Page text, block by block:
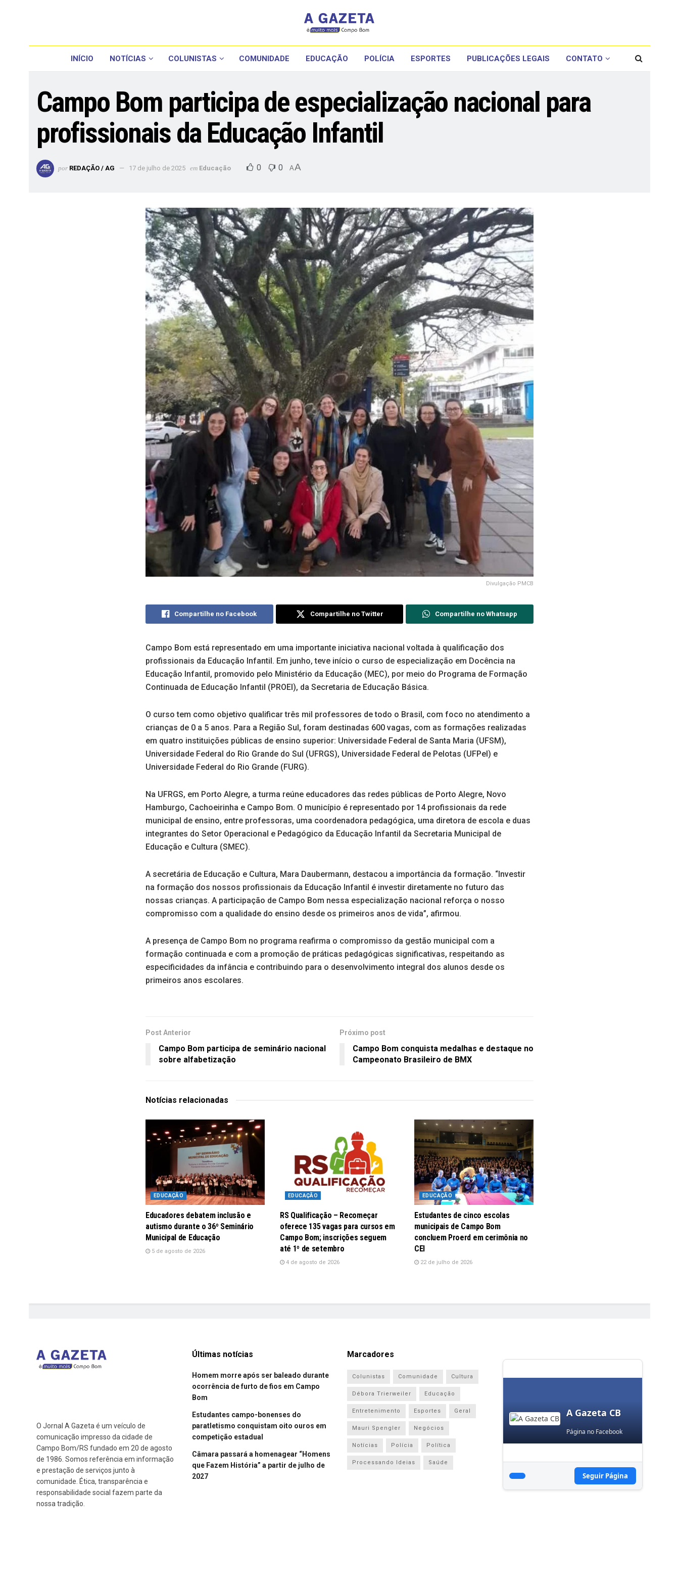
INÍCIO NOTÍCIAS COLUNISTAS COMUNIDADE EDUCAÇÃO POLÍCIA ESPORTES PUBLICAÇÕES LEGAIS CONTATO
Campo Bom participa de especialização nacional para
profissionais da Educação Infantil
por REDAÇÃO / AG 17 de julho de 2025 em Educação 0 0 AA
Divulgação PMCB
Compartilhe no Facebook Compartilhe no Twitter Compartilhe no Whatsapp
Campo Bom está representado em uma importante iniciativa nacional voltada à qualificação dos
profissionais da Educação Infantil. Em junho, teve início o curso de especialização em Docência na
Educação Infantil, promovido pelo Ministério da Educação (MEC), por meio do Programa de Formação
Continuada de Educação Infantil (PROEI), da Secretaria de Educação Básica.
O curso tem como objetivo qualificar três mil professores de todo o Brasil, com foco no atendimento a
crianças de 0 a 5 anos. Para a Região Sul, foram destinadas 600 vagas, com as formações realizadas
em quatro instituições públicas de ensino superior: Universidade Federal de Santa Maria (UFSM),
Universidade Federal do Rio Grande do Sul (UFRGS), Universidade Federal de Pelotas (UFPel) e
Universidade Federal do Rio Grande (FURG).
Na UFRGS, em Porto Alegre, a turma reúne educadores das redes públicas de Porto Alegre, Novo
Hamburgo, Cachoeirinha e Campo Bom. O município é representado por 14 profissionais da rede
municipal de ensino, entre professoras, uma coordenadora pedagógica, uma diretora de escola e duas
integrantes do Setor Operacional e Pedagógico da Educação Infantil da Secretaria Municipal de
Educação e Cultura (SMEC).
A secretária de Educação e Cultura, Mara Daubermann, destacou a importância da formação. “Investir
na formação dos nossos profissionais da Educação Infantil é investir diretamente no futuro das
nossas crianças. A participação de Campo Bom nessa especialização nacional reforça o nosso
compromisso com a qualidade do ensino desde os primeiros anos de vida”, afirmou.
A presença de Campo Bom no programa reafirma o compromisso da gestão municipal com a
formação continuada e com a promoção de práticas pedagógicas significativas, respeitando as
especificidades da infância e contribuindo para o desenvolvimento integral dos alunos desde os
primeiros anos escolares.
Post Anterior
Campo Bom participa de seminário nacional
sobre alfabetização
Próximo post
Campo Bom conquista medalhas e destaque no
Campeonato Brasileiro de BMX
Notícias relacionadas
EDUCAÇÃO
Educadores debatem inclusão e
autismo durante o 36º Seminário
Municipal de Educação
5 de agosto de 2026
EDUCAÇÃO
RS Qualificação – Recomeçar
oferece 135 vagas para cursos em
Campo Bom; inscrições seguem
até 1º de setembro
4 de agosto de 2026
EDUCAÇÃO
Estudantes de cinco escolas
municipais de Campo Bom
concluem Proerd em cerimônia no
CEI
22 de julho de 2026
O Jornal A Gazeta é um veículo de
comunicação impresso da cidade de
Campo Bom/RS fundado em 20 de agosto
de 1986. Somos referência em informação
e prestação de serviços junto à
comunidade. Ética, transparência e
responsabilidade social fazem parte da
nossa tradição.
Últimas notícias
Homem morre após ser baleado durante
ocorrência de furto de fios em Campo
Bom
Estudantes campo-bonenses do
paratletismo conquistam oito ouros em
competição estadual
Câmara passará a homenagear “Homens
que Fazem História” a partir de julho de
2027
Marcadores
Colunistas Comunidade Cultura
Débora Trierweiler Educação
Entretenimento Esportes Geral
Mauri Spengler Negócios
Notícias Polícia Política
Processando Ideias Saúde
A Gazeta CB
Página no Facebook
Seguir Página